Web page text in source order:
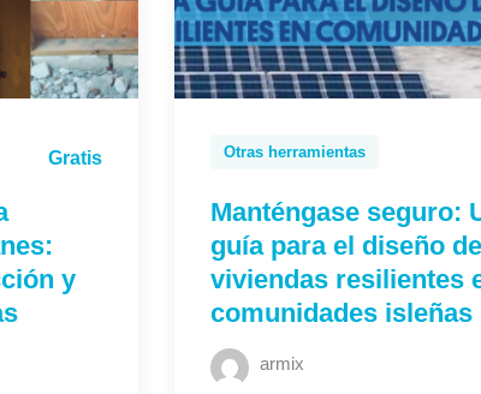
Gratis
y
Otras herramientas
Manténgase seguro:
guía para el diseño de
viviendas resilientes
comunidades isleñas
armix